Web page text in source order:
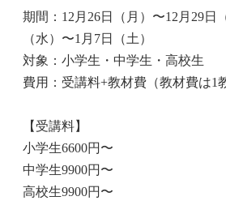
期間：12月26日（月）〜12月29日
（水）〜1月7日（土）
対象：小学生・中学生・高校生
費用：受講料+教材費（教材費は1
【受講料】
小学生6600円〜
中学生9900円〜
高校生9900円〜